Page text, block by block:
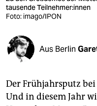
verlag
shop
fragen & hilfe
unterstützen
tausende Teilnehmer:innen
Foto: imago/IPON
Aus Berlin
Der Frühjahrsputz
Und in diesem Jahr